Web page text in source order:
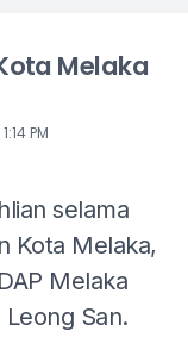
Melaka
1:14 PM
selama
Kota Melaka,
Melaka
San.